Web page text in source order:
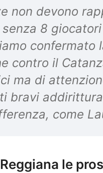
non devono
senza 8
confermato
contro il
ma di
bravi
come
le